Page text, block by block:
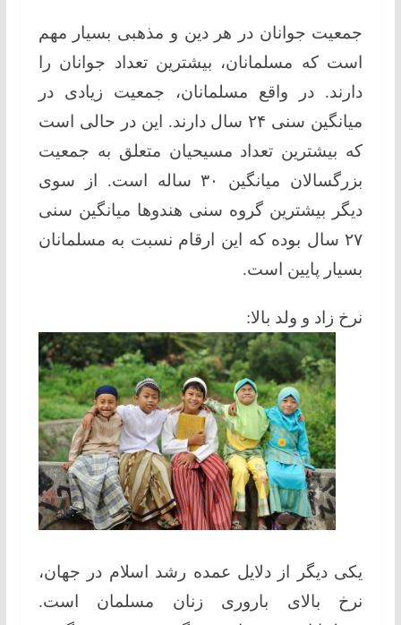
جمعیت جوانان در هر دین و مذهبی بسیار مهم
است که مسلمانان، بیشترین تعداد جوانان را
دارند. در واقع مسلمانان، جمعیت زیادی در
میانگین سنی ۲۴ سال دارند. این در حالی است
که بیشترین تعداد مسیحیان متعلق به جمعیت
بزرگسالان میانگین ۳۰ ساله است. از سوی
دیگر بیشترین گروه سنی هندوها میانگین سنی
۲۷ سال بوده که این ارقام نسبت به مسلمانان
بسیار پایین است.
نرخ زاد و ولد بالا:
یکی دیگر از دلایل عمده رشد اسلام در جهان،
نرخ بالای باروری زنان مسلمان است.